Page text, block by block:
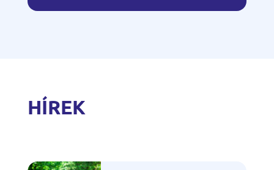
HÍREK